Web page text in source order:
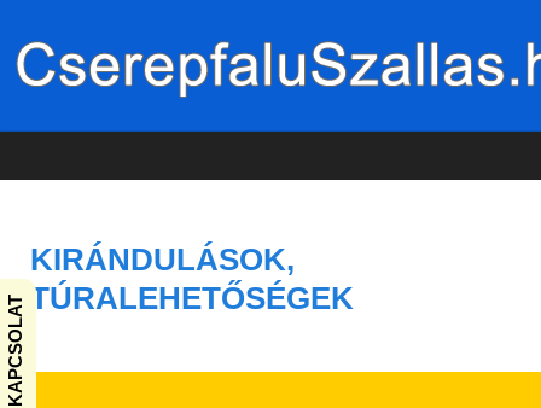
KIRÁNDULÁSOK,
TÚRALEHETŐSÉGEK
KAPCSOLAT